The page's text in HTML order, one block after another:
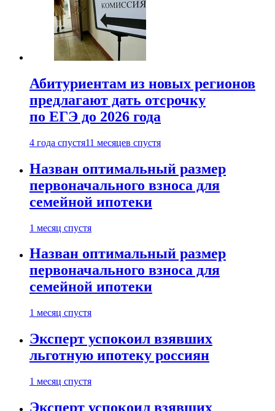
Абитуриентам из новых регионов
предлагают дать отсрочку
по ЕГЭ до 2026 года
4 года спустя11 месяцев спустя
Назван оптимальный размер
первоначального взноса для
семейной ипотеки
1 месяц спустя
Назван оптимальный размер
первоначального взноса для
семейной ипотеки
1 месяц спустя
Эксперт успокоил взявших
льготную ипотеку россиян
1 месяц спустя
Эксперт успокоил взявших